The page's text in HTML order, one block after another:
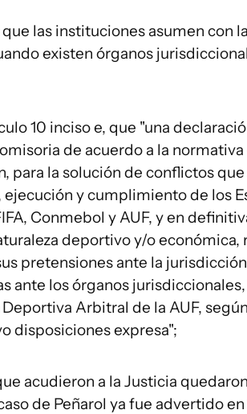
las instituciones asumen con
existen órganos
10 inciso e, que "una
de acuerdo a la
para la solución de conflictos
y cumplimiento de los
Conmebol y AUF, y en
deportivo y/o económica,
pretensiones ante la
ante los órganos
Arbitral de la AUF,
disposiciones expresa";
acudieron a la Justicia
de Peñarol ya fue advertido en